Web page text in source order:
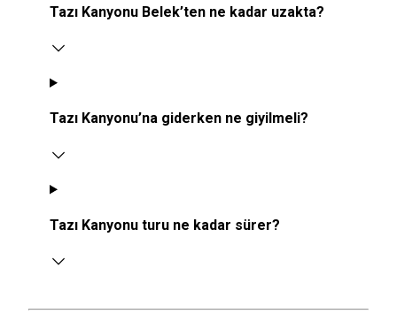
Tazı Kanyonu Belek’ten ne kadar uzakta?
Tazı Kanyonu’na giderken ne giyilmeli?
Tazı Kanyonu turu ne kadar sürer?